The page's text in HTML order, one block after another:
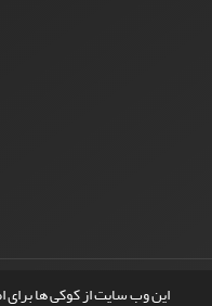
این وب سایت از کوکی ها برای
© سامانه مدیریت نشریات